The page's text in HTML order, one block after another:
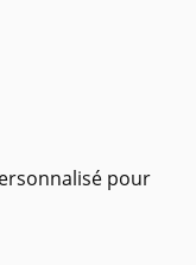
pour